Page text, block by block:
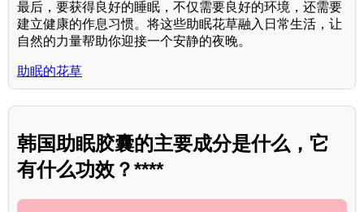
最后，要获得良好的睡眠，不仅需要良好的环境，还需要
建立健康的作息习惯。将这些助眠花草融入日常生活，让
自然的力量帮助你迎接一个安静的夜晚。
助眠的花草
韩国助眠胶囊的主要成分是什么，它
有什么功效？****